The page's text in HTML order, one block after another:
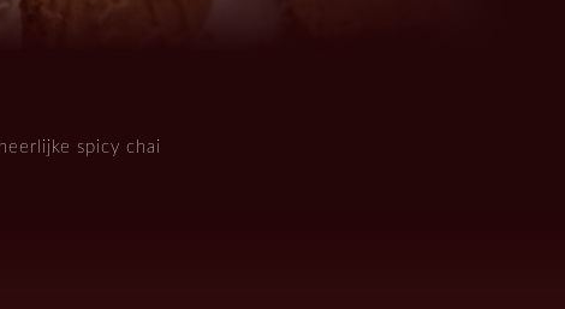
spicy chai